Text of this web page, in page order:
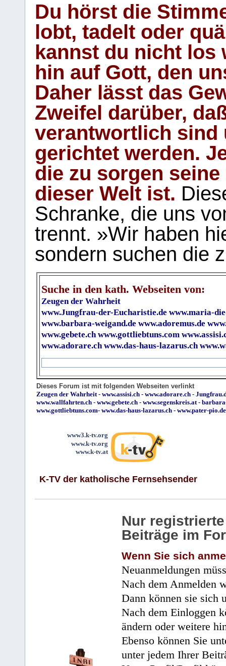
Du hörst die
lobt, tadelt oder
kannst du nicht los
hin auf Gott, den
Daher lässt das
Zweifel darüber,
verantwortlich sind
gerichtet werden.
die zu sorgen
dieser Welt ist.
Schranke, die uns
trennt. »Wir haben
sondern suchen die
Suche in den kath. Webseiten von:
Zeugen der Wahrheit
www.Jungfrau-der-Eucharistie.de www.maria-
www.barbara-weigand.de www.adoremus.de
www.gebete.ch www.gottliebtuns.com
www.adorare.ch www.das-haus-lazarus.ch
Dieses Forum ist mit folgenden Webseiten verlinkt
Zeugen der Wahrheit - www.assisi.ch - www.adorare.ch -
www.wallfahrten.ch - www.gebete.ch - www.segenskreis.at -
www.gottliebtuns.com- www.das-haus-lazarus.ch - www.pater-pio.de
www3.k-tv.org
www.k-tv.org
www.k-tv.at
K-TV der katholische Fernsehsender
Nur
Beiträge im
Wenn Sie sich
Neuanmeldungen
Nach dem Anmelden
Dann können sie sich
Nach dem Einloggen
ändern oder weitere
Ebenso können Sie
unter jedem Ihrer